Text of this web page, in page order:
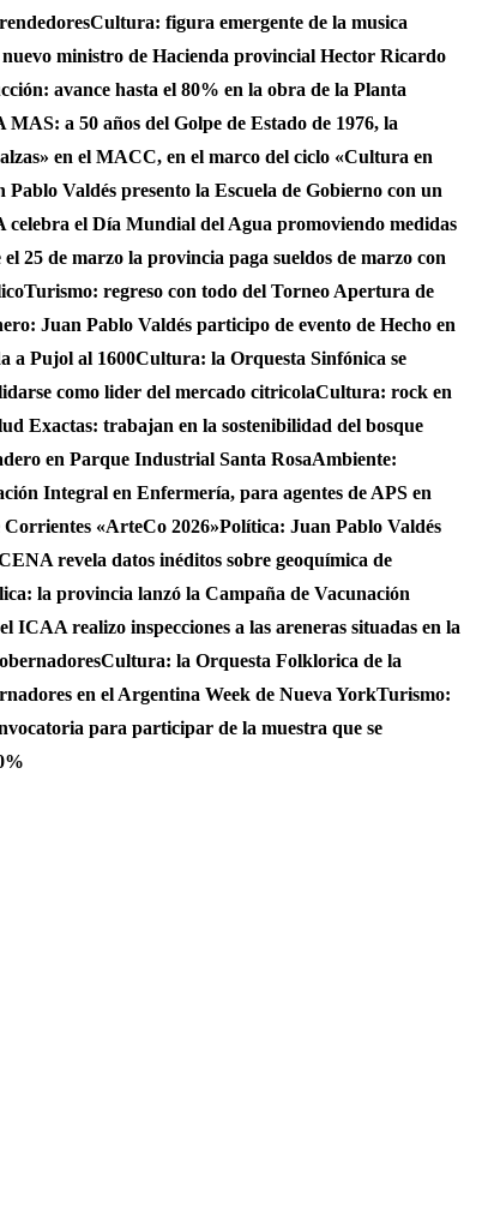
Cultura: figura emergente de la musica
ministro de Hacienda provincial Hector Ricardo
avance hasta el 80% en la obra de la Planta
a 50 años del Golpe de Estado de 1976, la
en el MACC, en el marco del ciclo «Cultura en
Pablo Valdés presento la Escuela de Gobierno con un
celebra el Día Mundial del Agua promoviendo medidas
el 25 de marzo la provincia paga sueldos de marzo con
Turismo: regreso con todo del Torneo Apertura de
Juan Pablo Valdés participo de evento de Hecho en
a Pujol al 1600Cultura: la Orquesta Sinfónica se
como lider del mercado citricolaCultura: rock en
Exactas: trabajan en la sostenibilidad del bosque
en Parque Industrial Santa RosaAmbiente:
Integral en Enfermería, para agentes de APS en
«ArteCo 2026»Política: Juan Pablo Valdés
revela datos inéditos sobre geoquímica de
la provincia lanzó la Campaña de Vacunación
ICAA realizo inspecciones a las areneras situadas en la
Cultura: la Orquesta Folklorica de la
en el Argentina Week de Nueva YorkTurismo:
para participar de la muestra que se